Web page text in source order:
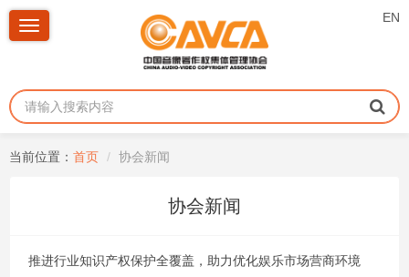
EN
Toggle
当前位置： 首页 协会新闻
协会新闻
推进行业知识产权保护全覆盖，助力优化娱乐市场营商环境